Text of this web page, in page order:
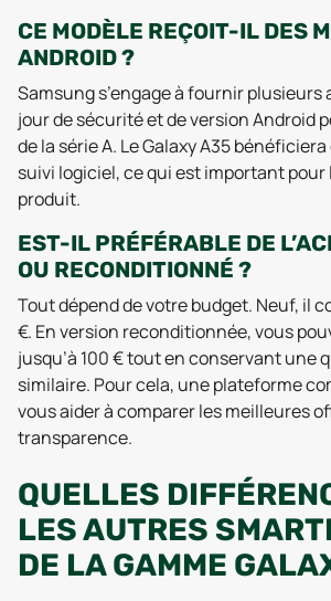
CE MODÈLE REÇOIT-IL DES
ANDROID ?
Samsung s’engage à fournir plusieurs
jour de sécurité et de version Android
de la série A. Le Galaxy A35
suivi logiciel, ce qui est important
produit.
EST-IL PRÉFÉRABLE DE
OU RECONDITIONNÉ ?
Tout dépend de votre budget. Neuf, il
€. En version reconditionnée, vous
jusqu’à 100 € tout en conservant une
similaire. Pour cela, une plateforme
vous aider à comparer les meilleures
transparence.
QUELLES
LES AUTRES
DE LA GAMME